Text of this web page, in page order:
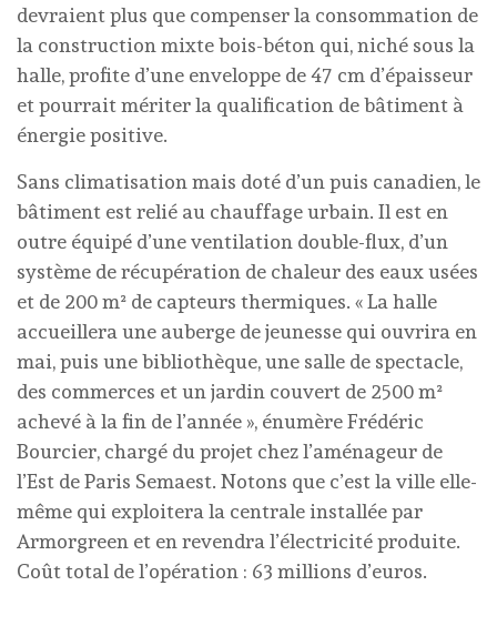
devraient plus que compenser la consommation de
la construction mixte bois-béton qui, niché sous la
halle, profite d’une enveloppe de 47 cm d’épaisseur
et pourrait mériter la qualification de bâtiment à
énergie positive.
Sans climatisation mais doté d’un puis canadien, le
bâtiment est relié au chauffage urbain. Il est en
outre équipé d’une ventilation double-flux, d’un
système de récupération de chaleur des eaux usées
et de 200 m² de capteurs thermiques. « La halle
accueillera une auberge de jeunesse qui ouvrira en
mai, puis une bibliothèque, une salle de spectacle,
des commerces et un jardin couvert de 2500 m²
achevé à la fin de l’année », énumère Frédéric
Bourcier, chargé du projet chez l’aménageur de
l’Est de Paris Semaest. Notons que c’est la ville elle-
même qui exploitera la centrale installée par
Armorgreen et en revendra l’électricité produite.
Coût total de l’opération : 63 millions d’euros.